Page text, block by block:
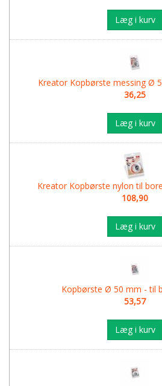
Læg i kurv
Kreator Kopbørste messing Ø
36,25
Læg i kurv
Kreator Kopbørste nylon til
108,90
Læg i kurv
Kopbørste Ø 50 mm - til
53,57
Læg i kurv